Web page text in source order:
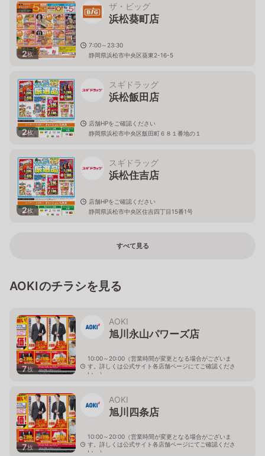
2枚
ザ・ビッグ
浜松葵町店
7:00～23:30
静岡県浜松市中央区葵東2-16-5
2枚
スギドラッグ
浜松飯田店
店舗HPをご確認ください
静岡県浜松市中央区飯田町６８１番地の１
2枚
スギドラッグ
浜松住吉店
店舗HPをご確認ください
静岡県浜松市中央区住吉四丁目15番1号
すべて見る
AOKIのチラシを見る
7枚
AOKI
旭川永山パワーズ店
10:00～20:00（営業時間が変更となる場合がございま
す。詳しくは公式サイト各店舗ページにてご確認くださ
い。）
7枚
AOKI
旭川四条店
10:00～20:00（営業時間が変更となる場合がございま
す。詳しくは公式サイト各店舗ページにてご確認くださ
い。）